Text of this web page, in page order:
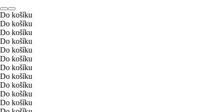
Do košíku
Do košíku
Do košíku
Do košíku
Do košíku
Do košíku
Do košíku
Do košíku
Do košíku
Do košíku
Do košíku